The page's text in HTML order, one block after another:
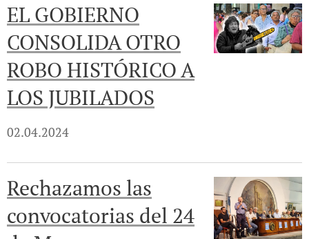
EL GOBIERNO
CONSOLIDA OTRO
ROBO HISTÓRICO A
LOS JUBILADOS
02.04.2024
Rechazamos las
convocatorias del 24